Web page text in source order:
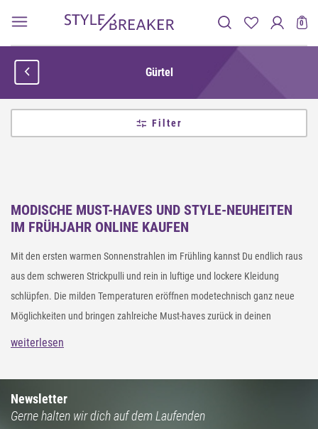
0
Gürtel
Filter
MODISCHE MUST-HAVES UND STYLE-NEUHEITEN
IM FRÜHJAHR ONLINE KAUFEN
Mit den ersten warmen Sonnenstrahlen im Frühling kannst Du endlich raus
aus dem schweren Strickpulli und rein in luftige und lockere Kleidung
schlüpfen. Die milden Temperaturen eröffnen modetechnisch ganz neue
Möglichkeiten und bringen zahlreiche Must-haves zurück in deinen
Kleiderschrank. Entdecke in unserem styleBREAKER Online Shop aktuelle
Cozy Looks: Bring mit unseren Style-Neuheiten für den Frühling wieder
frischen Wind in deine Garderobe und erlebe unendlichen Spaß bei der
weiterlesen
Newsletter
Gerne halten wir dich auf dem Laufenden